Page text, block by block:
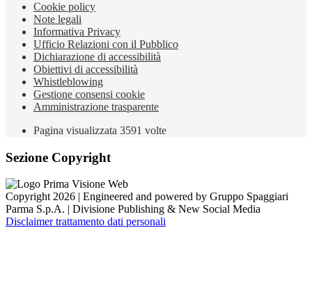
Cookie policy
Note legali
Informativa Privacy
Ufficio Relazioni con il Pubblico
Dichiarazione di accessibilità
Obiettivi di accessibilità
Whistleblowing
Gestione consensi cookie
Amministrazione trasparente
Pagina visualizzata 3591 volte
Sezione Copyright
Copyright 2026 | Engineered and powered by Gruppo Spaggiari
Parma S.p.A. | Divisione Publishing & New Social Media
Disclaimer trattamento dati personali